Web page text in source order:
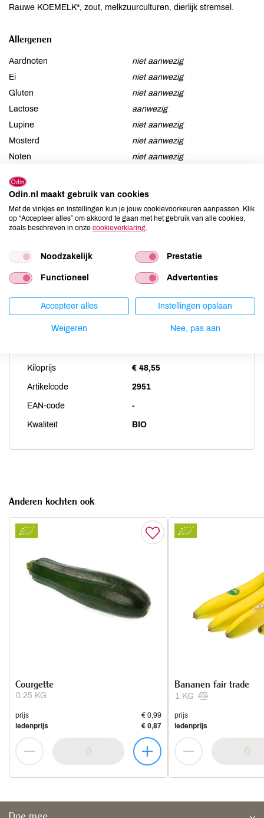
Rauwe KOEMELK*, zout, melkzuurculturen, dierlijk stremsel.
Allergenen
Aardnoten
niet aanwezig
Ei
niet aanwezig
Gluten
niet aanwezig
Lactose
aanwezig
Lupine
niet aanwezig
Mosterd
niet aanwezig
Noten
niet aanwezig
Selderij
Soja
niet aanwezig
niet aanwezig
Weekdieren
niet aanwezig
Zwaveldioxide / sulfieten
niet aanwezig
Productspecificaties
Kiloprijs € 48,55
Artikelcode 2951
EAN-code -
Kwaliteit BIO
Anderen kochten ook
0.25 KG
Courgette
prijs
€ 0,99
ledenprijs
€ 0,87
1 KG
Bananen fair trade
prijs
ledenprijs
Odin.nl maakt gebruik van cookies
Met de vinkjes en instellingen kun je jouw cookievoorkeuren aanpassen. Klik
op “Accepteer alles” om akkoord te gaan met het gebruik van alle cookies,
zoals beschreven in onze cookieverklaring
Noodzakelijk Prestatie
Functioneel Advertenties
Accepteer alles Instellingen opslaan
Weigeren Nee, pas aan